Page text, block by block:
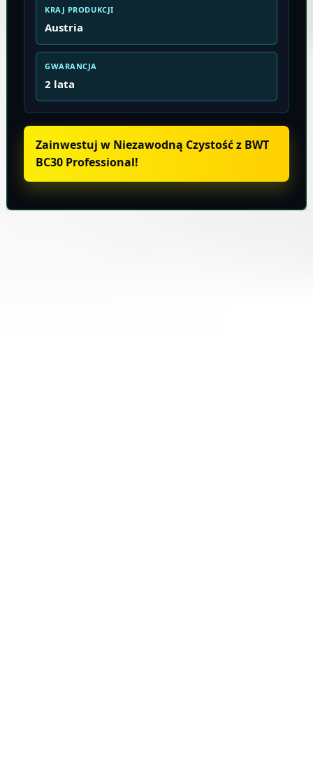
KRAJ PRODUKCJI
Austria
GWARANCJA
2 lata
Zainwestuj w Niezawodną Czystość z BWT
BC30 Professional!